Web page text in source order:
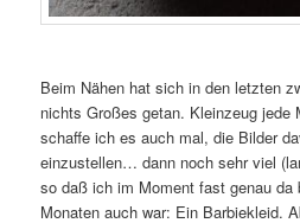
Beim Nähen hat sich in den letzten
nichts Großes getan. Kleinzeug jede
schaffe ich es auch mal, die Bilder
einzustellen… dann noch sehr viel
so daß ich im Moment fast genau da
Monaten auch war: Ein Barbiekleid.